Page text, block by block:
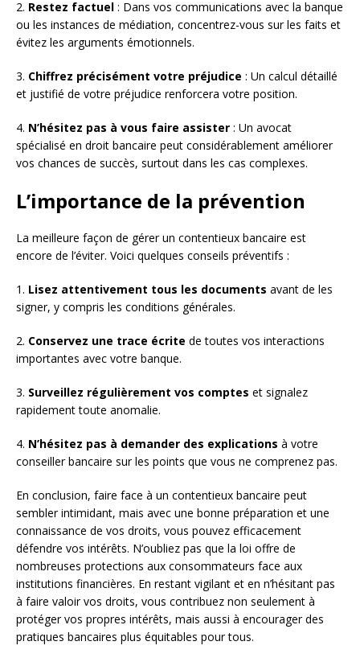
2. Restez factuel : Dans vos communications avec la banque
ou les instances de médiation, concentrez-vous sur les faits et
évitez les arguments émotionnels.
3. Chiffrez précisément votre préjudice : Un calcul détaillé
et justifié de votre préjudice renforcera votre position.
4. N’hésitez pas à vous faire assister : Un avocat
spécialisé en droit bancaire peut considérablement améliorer
vos chances de succès, surtout dans les cas complexes.
L’importance de la prévention
La meilleure façon de gérer un contentieux bancaire est
encore de l’éviter. Voici quelques conseils préventifs :
1. Lisez attentivement tous les documents avant de les
signer, y compris les conditions générales.
2. Conservez une trace écrite de toutes vos interactions
importantes avec votre banque.
3. Surveillez régulièrement vos comptes et signalez
rapidement toute anomalie.
4. N’hésitez pas à demander des explications à votre
conseiller bancaire sur les points que vous ne comprenez pas.
En conclusion, faire face à un contentieux bancaire peut
sembler intimidant, mais avec une bonne préparation et une
connaissance de vos droits, vous pouvez efficacement
défendre vos intérêts. N’oubliez pas que la loi offre de
nombreuses protections aux consommateurs face aux
institutions financières. En restant vigilant et en n’hésitant pas
à faire valoir vos droits, vous contribuez non seulement à
protéger vos propres intérêts, mais aussi à encourager des
pratiques bancaires plus équitables pour tous.